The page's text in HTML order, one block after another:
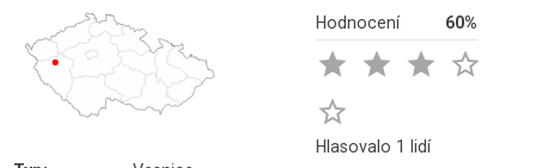
Hodnocení 60%
   

Hlasovalo 1 lidí